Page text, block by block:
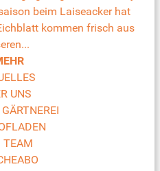
beim Laiseacker hat
kommen frisch aus
UNS
TEAM